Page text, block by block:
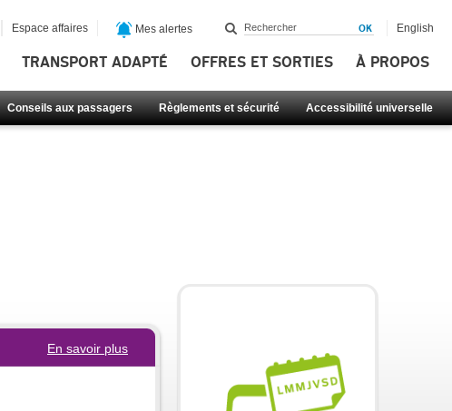
TRANSPORT ADAPTÉ OFFRES ET SORTIES À PROPOS
Conseils aux passagers Règlements et sécurité Accessibilité universelle
Espace affaires Mes alertes English
En savoir plus